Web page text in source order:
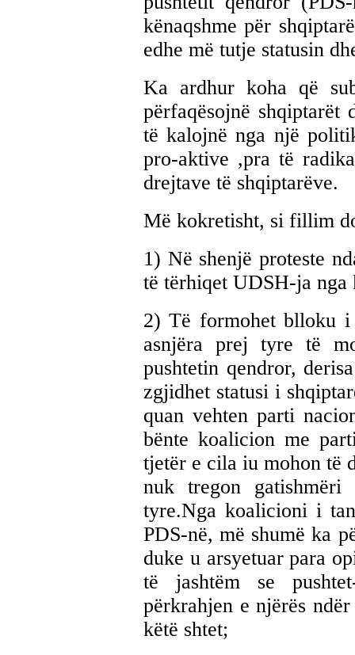
kënaqshme për
edhe më tutje statusin
Ka ardhur koha që
përfaqësojnë
të kalojnë nga një
pro-aktive ,pra të
drejtave të shqiptarëve.
Më kokretisht, si fillim
1) Në shenjë proteste
të tërhiqet UDSH-ja
2) Të formohet blloku i
asnjëra prej tyre të
pushtetin qendror,
zgjidhet statusi i
quan vehten parti
bënte koalicion me
tjetër e cila iu mohon të
nuk tregon
tyre.Nga koalicioni i
PDS-në, më shumë ka
duke u arsyetuar para
të jashtëm se
përkrahjen e njërës
këtë shtet;